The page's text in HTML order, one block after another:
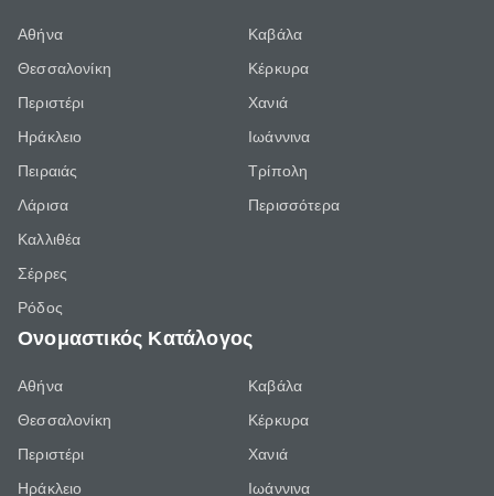
Αθήνα
Θεσσαλονίκη
Περιστέρι
Ηράκλειο
Πειραιάς
Λάρισα
Καλλιθέα
Σέρρες
Ρόδος
Καβάλα
Κέρκυρα
Χανιά
Ιωάννινα
Τρίπολη
Περισσότερα
Ονομαστικός Κατάλογος
Αθήνα
Θεσσαλονίκη
Περιστέρι
Ηράκλειο
Καβάλα
Κέρκυρα
Χανιά
Ιωάννινα